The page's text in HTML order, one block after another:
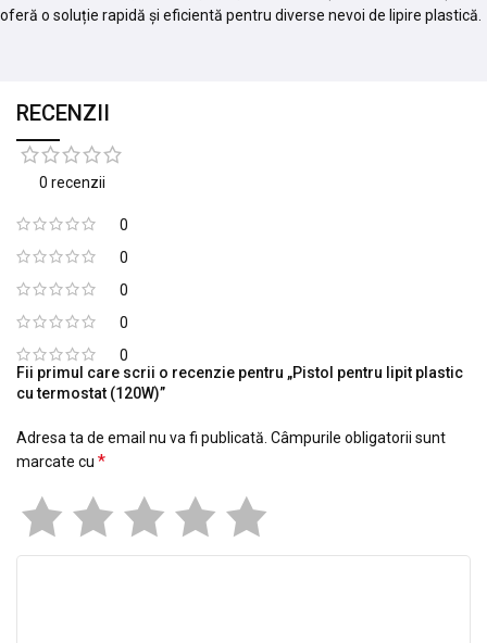
oferă o soluție rapidă și eficientă pentru diverse nevoi de lipire plastică.
RECENZII
0 recenzii
0
0
0
0
0
Fii primul care scrii o recenzie pentru „Pistol pentru lipit plastic
cu termostat (120W)”
Adresa ta de email nu va fi publicată. Câmpurile obligatorii sunt
marcate cu *